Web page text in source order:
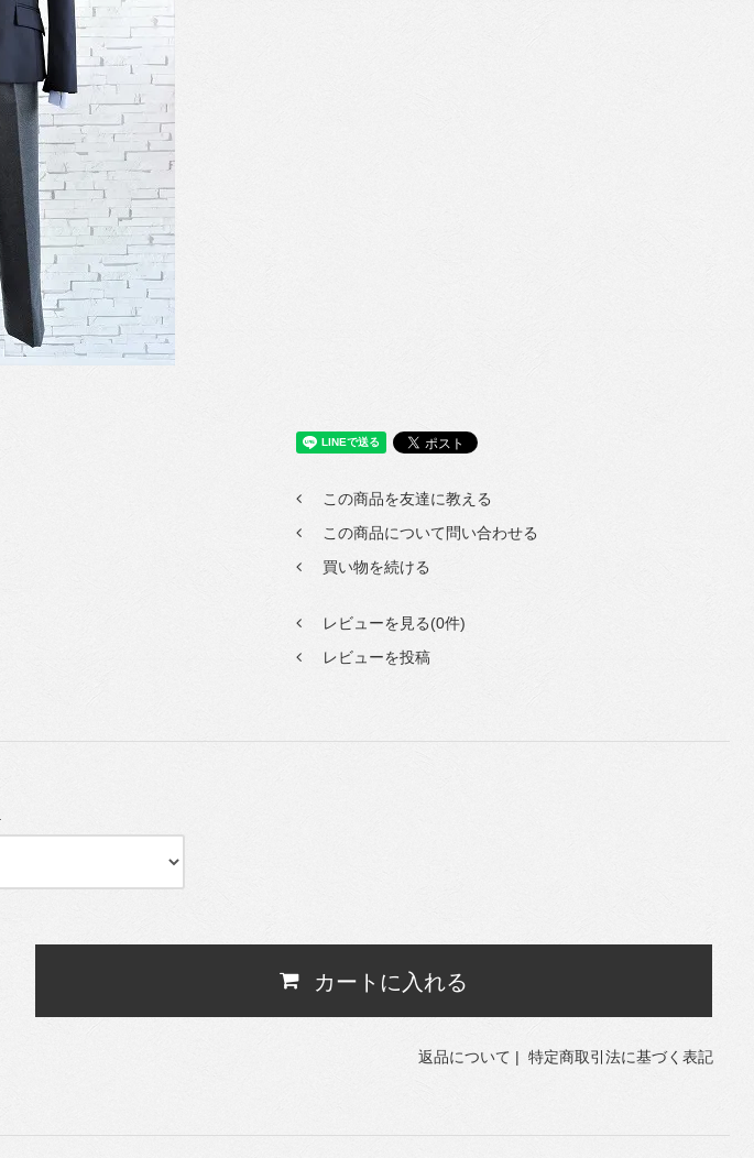
この商品を友達に教える
この商品について問い合わせる
買い物を続ける
レビューを見る(0件)
レビューを投稿
カートに入れる
返品について | 特定商取引法に基づく表記